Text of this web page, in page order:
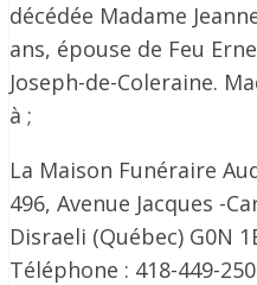
décédée Madame
ans, épouse de Feu
Joseph-de-Coleraine.
à ;
La Maison Funéraire
496, Avenue Jacques -
Disraeli (Québec) G0N
Téléphone : 418-449-